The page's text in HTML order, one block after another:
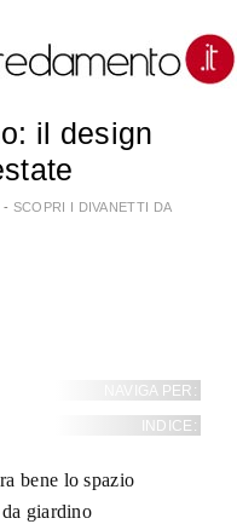
il design
- SCOPRI I DIVANETTI DA
NAVIGA PER:
INDICE:
bene lo spazio
giardino